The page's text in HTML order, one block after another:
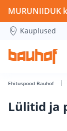
Lülitid ja
MURUNIIDUK
Kauplused
Ehituspood Bauhof
Lülitid ja